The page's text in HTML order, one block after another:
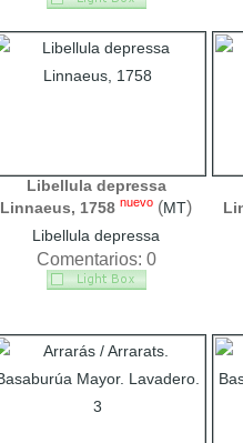
Libellula depressa
Linnaeus, 1758 nuevo (MT)
Libellula depressa
Comentarios: 0